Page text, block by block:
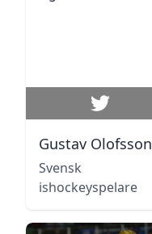
Gustav Olofsson
Svensk
ishockeyspelare